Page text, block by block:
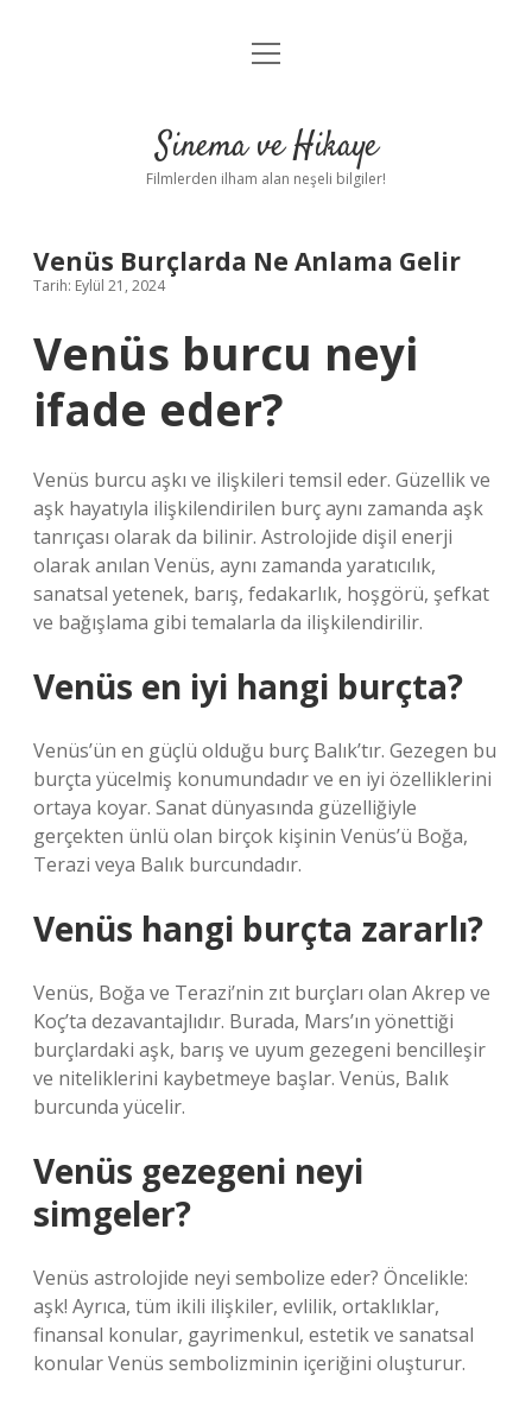
Gizlilik Politikası
Yasal Uyarı
menüyü
Sinema ve Hikaye
Filmlerden ilham alan neşeli bilgiler!
Venüs Burçlarda Ne Anlama Gelir
Tarih: Eylül 21, 2024
Venüs burcu neyi
ifade eder?
Venüs burcu aşkı ve ilişkileri temsil eder. Güzellik ve
aşk hayatıyla ilişkilendirilen burç aynı zamanda aşk
tanrıçası olarak da bilinir. Astrolojide dişil enerji
olarak anılan Venüs, aynı zamanda yaratıcılık,
sanatsal yetenek, barış, fedakarlık, hoşgörü, şefkat
ve bağışlama gibi temalarla da ilişkilendirilir.
Venüs en iyi hangi burçta?
Venüs’ün en güçlü olduğu burç Balık’tır. Gezegen bu
burçta yücelmiş konumundadır ve en iyi özelliklerini
ortaya koyar. Sanat dünyasında güzelliğiyle
gerçekten ünlü olan birçok kişinin Venüs’ü Boğa,
Terazi veya Balık burcundadır.
Venüs hangi burçta zararlı?
Venüs, Boğa ve Terazi’nin zıt burçları olan Akrep ve
Koç’ta dezavantajlıdır. Burada, Mars’ın yönettiği
burçlardaki aşk, barış ve uyum gezegeni bencilleşir
ve niteliklerini kaybetmeye başlar. Venüs, Balık
burcunda yücelir.
Venüs gezegeni neyi
simgeler?
Venüs astrolojide neyi sembolize eder? Öncelikle:
aşk! Ayrıca, tüm ikili ilişkiler, evlilik, ortaklıklar,
finansal konular, gayrimenkul, estetik ve sanatsal
konular Venüs sembolizminin içeriğini oluşturur.